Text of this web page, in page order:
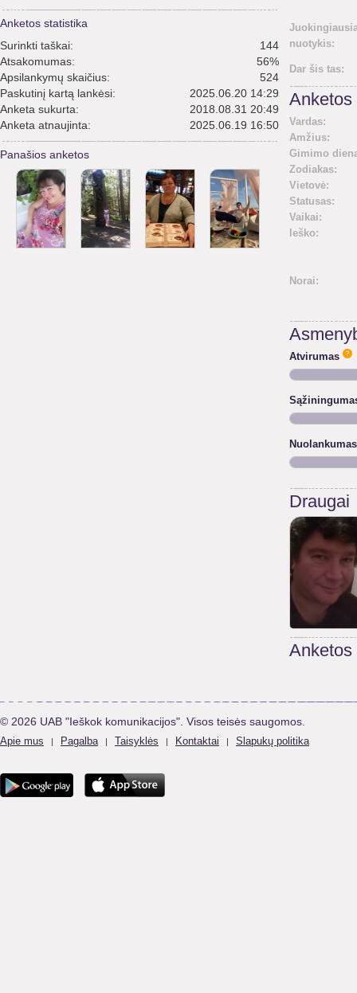
Anketos statistika
Surinkti taškai:
144
Atsakomumas:
56%
Apsilankymų skaičius:
524
Paskutinį kartą lankėsi:
2025.06.20 14:29
Anketa sukurta:
2018.08.31 20:49
Anketa atnaujinta:
2025.06.19 16:50
Panašios anketos
nuotykis:
Dar šis tas:
Anketos
Vardas:
Amžius:
Gimimo
Zodiakas:
Vietovė:
Statusas:
Vaikai:
Ieško:
Norai:
Atvirumas
Nuolankumas
Draugai
Anketos
© 2026 UAB "Ieškok komunikacijos". Visos teisės saugomos.
Apie mus | Pagalba | Taisyklės | Kontaktai | Slapukų politika